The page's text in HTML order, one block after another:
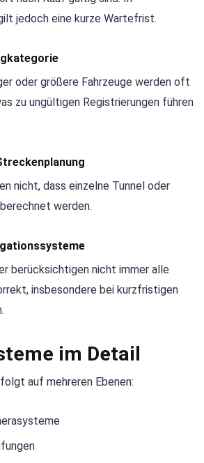
jedoch eine kurze Wartefrist.
oder größere Fahrzeuge werden oft
zu ungültigen Registrierungen führen
nicht, dass einzelne Tunnel oder
werden.
berücksichtigen nicht immer alle
insbesondere bei kurzfristigen
im Detail
auf mehreren Ebenen: